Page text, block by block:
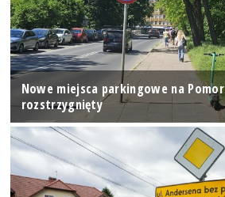
Nowe miejsca parkingowe na
rozstrzygnięty